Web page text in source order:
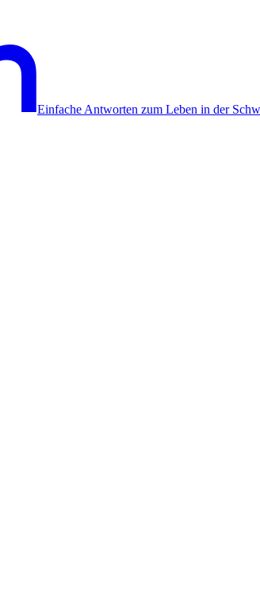
Einfache Antworten zum Leben in der